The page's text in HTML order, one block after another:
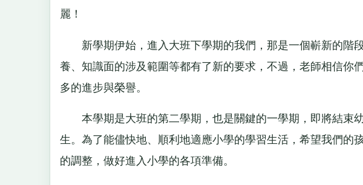
麗！
新學期伊始，進入大班下學期的我們，那是一個嶄新的階
養、知識面的涉及範圍等都有了新的要求，不過，老師相信你
多的進步與榮譽。
本學期是大班的第二學期，也是關鍵的一學期，即將結束
生。為了能儘快地、順利地適應小學的學習生活，希望我們的
的調整，做好進入小學的各項準備。